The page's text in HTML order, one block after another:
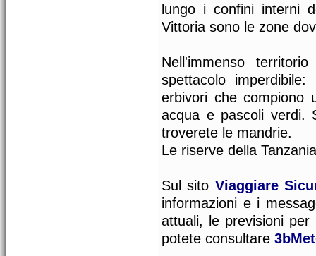
lungo i confini interni
Vittoria sono le zone
Nell'immenso
spettacolo
erbivori che compiono
acqua e pascoli verdi.
troverete le mandrie.
Le riserve della
Sul sito Viaggiare
informazioni e i
attuali, le previsioni
potete consultare